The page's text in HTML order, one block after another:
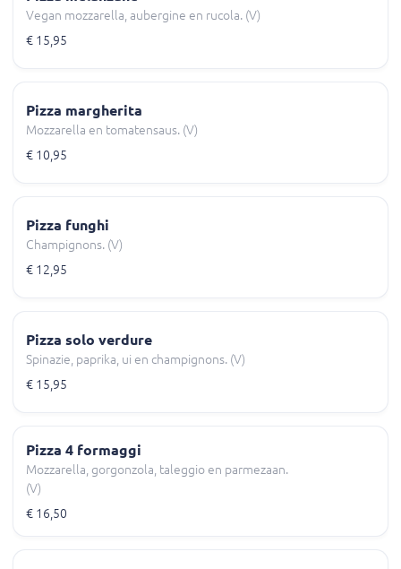
Vegan mozzarella, aubergine en rucola. (V)
€ 15,95
Pizza margherita
Mozzarella en tomatensaus. (V)
€ 10,95
Pizza funghi
Champignons. (V)
€ 12,95
Pizza solo verdure
Spinazie, paprika, ui en champignons. (V)
€ 15,95
Pizza 4 formaggi
Mozzarella, gorgonzola, taleggio en parmezaan.
(V)
€ 16,50